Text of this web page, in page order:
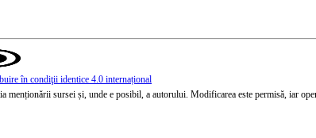
în condiţii identice 4.0 internațional
menționării sursei și, unde e posibil, a autorului. Modificarea este permisă, iar